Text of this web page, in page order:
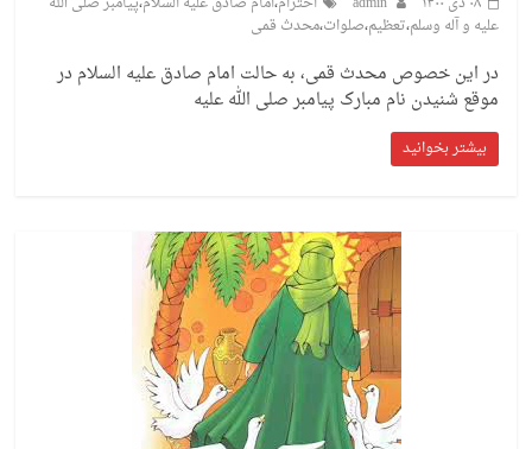
علیه و آله وسلم،تعظیم،صلوات،محدث قمی
در این خصوص محدث قمی، به حالت امام صادق علیه السلام در
موقع شنیدن نام مبارک پیامبر صلی الله علیه
بیشتر بخوانید